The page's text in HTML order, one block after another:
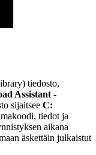
ibrary) tiedosto,
Assistant -
sijaitsee C:
tiedot ja
aikana
äskettäin julkaistut